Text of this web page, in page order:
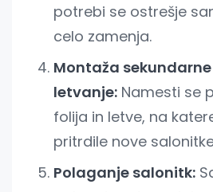
potrebi se ostrešje
celo zamenja.
Montaža
letvanje: Namesti se
folija in letve, na
pritrdile nove
Polaganje salonitk: